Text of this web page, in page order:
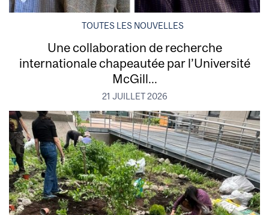
TOUTES LES NOUVELLES
Une collaboration de recherche
internationale chapeautée par l’Université
McGill...
21 JUILLET 2026